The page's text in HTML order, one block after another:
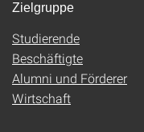
Zielgruppe
Studierende
Beschäftigte
Alumni und Förderer
Wirtschaft